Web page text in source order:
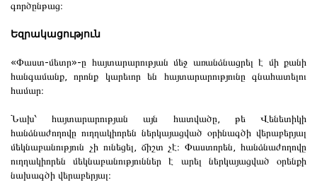
գործընթաց։
Եզրակացություն
«Փաստ-մետր»-ը հայտարարության մեջ առանձնացրել է մի քանի
հանգամանք, որոնք կարեւոր են հայտարարությունը գնահատելու
համար։
Նախ՝ հայտարարության այն հատվածը, թե Վենետիկի
հանձնաժողովը ուղղակիորեն ներկայացված օրինագծի վերաբերյալ
մեկնաբանություն չի ունեցել, ճիշտ չէ։ Փաստորեն, հանձնաժողովը
ուղղակիորեն մեկնաբանություններ է արել ներկայացված օրենքի
նախագծի վերաբերյալ։